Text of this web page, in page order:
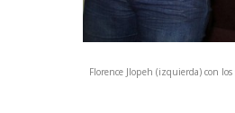
Florence Jlopeh (izquierda) con